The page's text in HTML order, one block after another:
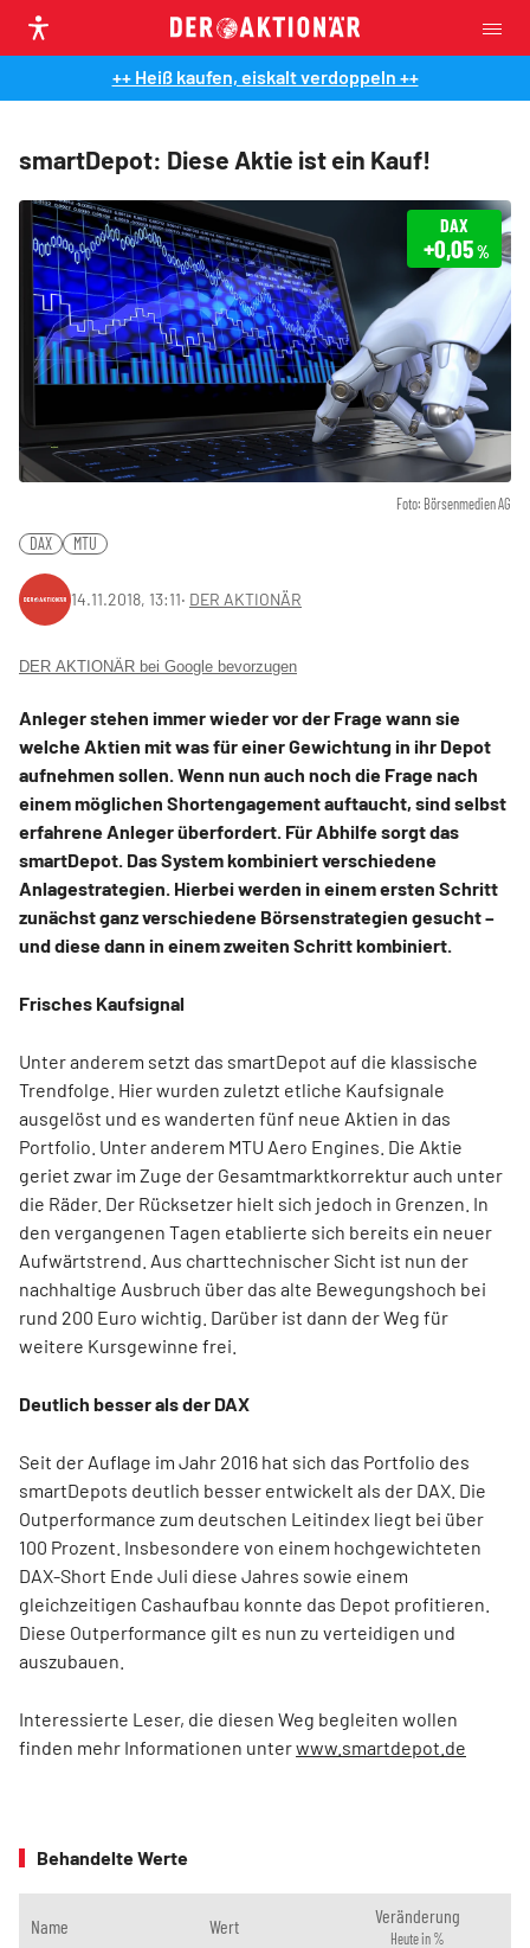
++ Heiß kaufen, eiskalt verdoppeln ++
smartDepot: Diese Aktie ist ein Kauf!
Foto: Börsenmedien AG
DAX
+0,05%
DAX MTU
14.11.2018, 13:11‧ DER AKTIONÄR
DER AKTIONÄR bei Google bevorzugen
Anleger stehen immer wieder vor der Frage wann sie
welche Aktien mit was für einer Gewichtung in ihr Depot
aufnehmen sollen. Wenn nun auch noch die Frage nach
einem möglichen Shortengagement auftaucht, sind selbst
erfahrene Anleger überfordert. Für Abhilfe sorgt das
smartDepot. Das System kombiniert verschiedene
Anlagestrategien. Hierbei werden in einem ersten Schritt
zunächst ganz verschiedene Börsenstrategien gesucht –
und diese dann in einem zweiten Schritt kombiniert.
Frisches Kaufsignal
Unter anderem setzt das smartDepot auf die klassische
Trendfolge. Hier wurden zuletzt etliche Kaufsignale
ausgelöst und es wanderten fünf neue Aktien in das
Portfolio. Unter anderem MTU Aero Engines. Die Aktie
geriet zwar im Zuge der Gesamtmarktkorrektur auch unter
die Räder. Der Rücksetzer hielt sich jedoch in Grenzen. In
den vergangenen Tagen etablierte sich bereits ein neuer
Aufwärtstrend. Aus charttechnischer Sicht ist nun der
nachhaltige Ausbruch über das alte Bewegungshoch bei
rund 200 Euro wichtig. Darüber ist dann der Weg für
weitere Kursgewinne frei.
Deutlich besser als der DAX
Seit der Auflage im Jahr 2016 hat sich das Portfolio des
smartDepots deutlich besser entwickelt als der DAX. Die
Outperformance zum deutschen Leitindex liegt bei über
100 Prozent. Insbesondere von einem hochgewichteten
DAX-Short Ende Juli diese Jahres sowie einem
gleichzeitigen Cashaufbau konnte das Depot profitieren.
Diese Outperformance gilt es nun zu verteidigen und
auszubauen.
Interessierte Leser, die diesen Weg begleiten wollen
finden mehr Informationen unterwww.smartdepot.de
Behandelte Werte
Name Wert Veränderung
Heute in %